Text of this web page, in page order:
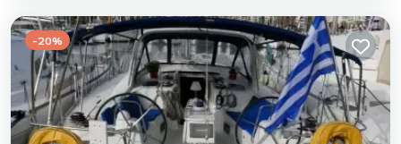
où les eaux cristallines invitent à la baignade tranquille et à la détente
ens...
-20%